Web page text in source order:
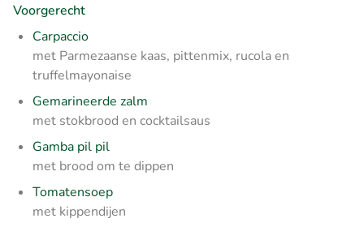
Voorgerecht
Carpaccio
met Parmezaanse kaas, pittenmix, rucola en
truffelmayonaise
Gemarineerde zalm
met stokbrood en cocktailsaus
Gamba pil pil
met brood om te dippen
Tomatensoep
met kippendijen